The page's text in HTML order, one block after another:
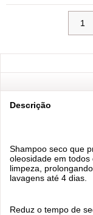
Descrição
Shampoo seco que
oleosidade em
limpeza,
lavagens até 4 dias.
Reduz o tempo de